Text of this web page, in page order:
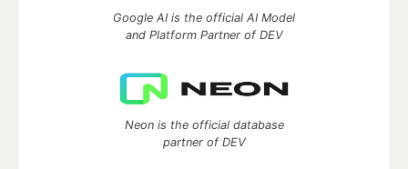
Google AI is the official AI Model
and Platform Partner of DEV
Neon is the official database
partner of DEV